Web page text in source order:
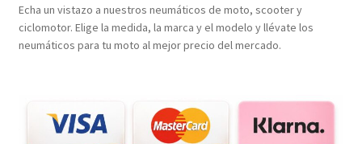
Echa un vistazo a nuestros neumáticos de moto, scooter y
ciclomotor. Elige la medida, la marca y el modelo y llévate los
neumáticos para tu moto al mejor precio del mercado.